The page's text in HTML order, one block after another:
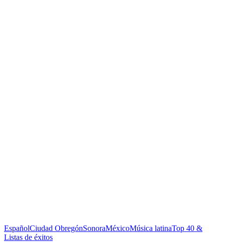
EspañolCiudad ObregónSonoraMéxicoMúsica latinaTop 40 &
Listas de éxitos